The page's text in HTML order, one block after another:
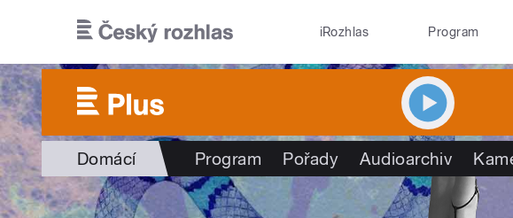
iRozhlas Program
Domácí Program Pořady Audioarchiv